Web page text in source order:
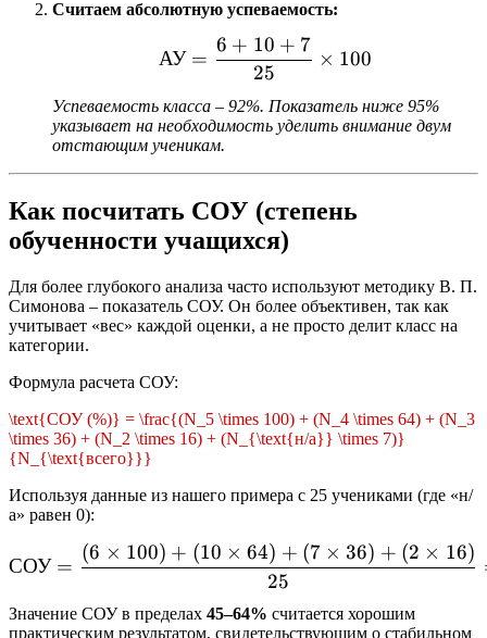
Считаем абсолютную успеваемость:
\text{АУ} = \frac{6 +
АУ =
25
6 + 10 + 7
× 100
Успеваемость класса – 92%. Показатель ниже 95%
указывает на необходимость уделить внимание двум
отстающим ученикам.
Как посчитать СОУ (степень
обученности учащихся)
Для более глубокого анализа часто используют методику В. П.
Симонова – показатель СОУ. Он более объективен, так как
учитывает «вес» каждой оценки, а не просто делит класс на
категории.
Формула расчета СОУ:
\text{СОУ (%)} = \frac{(N_5 \times 100) + (N_4 \times 64) + (N_3
\times 36) + (N_2 \times 16) + (N_{\text{н/а}} \times 7)}
{N_{\text{всего}}}
Используя данные из нашего примера с 25 учениками (где «н/
а» равен 0):
\text{СОУ} = \frac{(6
СОУ =
25
(6 × 100) + (10 × 64) + (7 × 36) + (2 × 16)
Значение СОУ в пределах 45–64% считается хорошим
практическим результатом, свидетельствующим о стабильном